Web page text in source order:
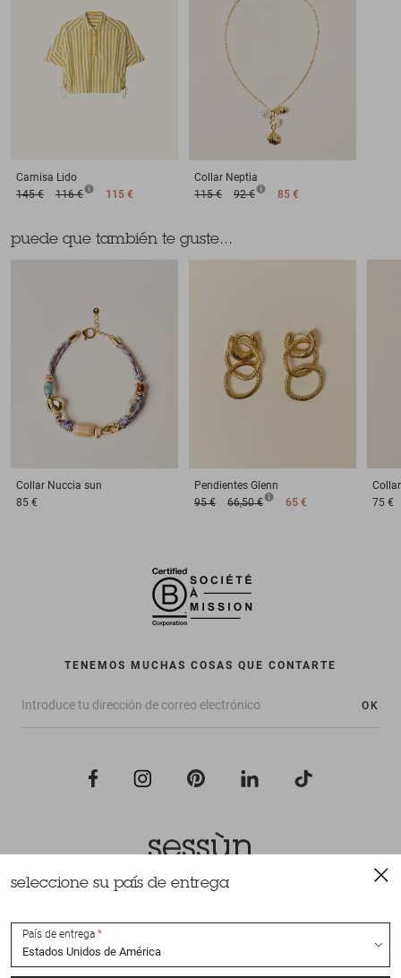
Camisa Lido
145 €
116 € 115 €
Collar Neptia
115 €
92 € 85 €
puede que también te guste...
Collar Nuccia sun
85 €
Pendientes Glenn
95 €
66,50 € 65 €
Collar
75 €
TENEMOS MUCHAS COSAS QUE CONTARTE
OK
Todos los derechos reservados Sessùn 2022
seleccione su país de entrega
País de entrega